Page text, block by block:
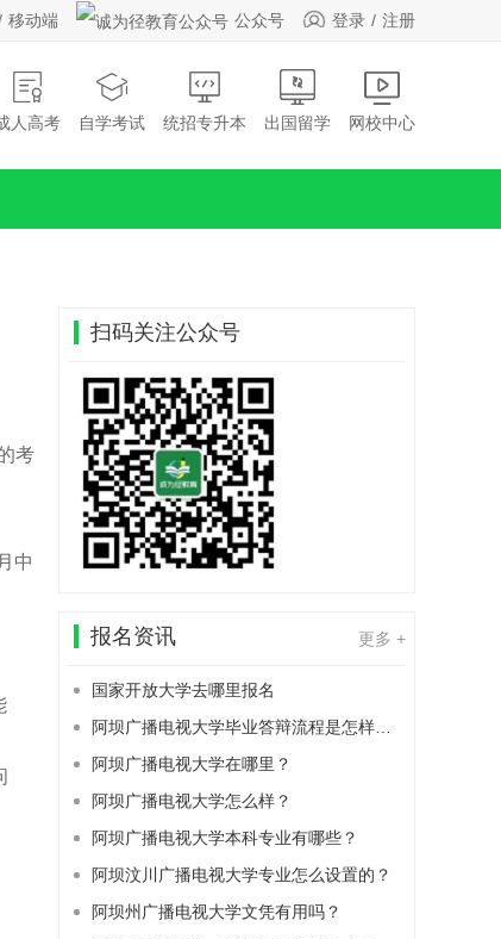
移动端 公众号 登录 注册
人高考 自学考试 统招专升本 出国留学 网校中心
考
中
扫码关注公众号
报名资讯 更多 +
国家开放大学去哪里报名
阿坝广播电视大学毕业答辩流程是怎样的？
阿坝广播电视大学在哪里？
阿坝广播电视大学怎么样？
阿坝广播电视大学本科专业有哪些？
阿坝汶川广播电视大学专业怎么设置的？
阿坝州广播电视大学文凭有用吗？